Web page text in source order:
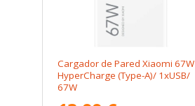
Cargador de Pared Xiaomi 67W
HyperCharge (Type-A)/ 1xUSB/
67W